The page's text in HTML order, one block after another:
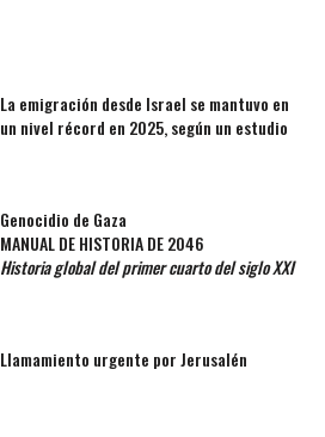
La emigración desde Israel se mantuvo en
un nivel récord en 2025, según un estudio
Genocidio de Gaza
MANUAL DE HISTORIA DE 2046
Historia global del primer cuarto del siglo XXI
Llamamiento urgente por Jerusalén